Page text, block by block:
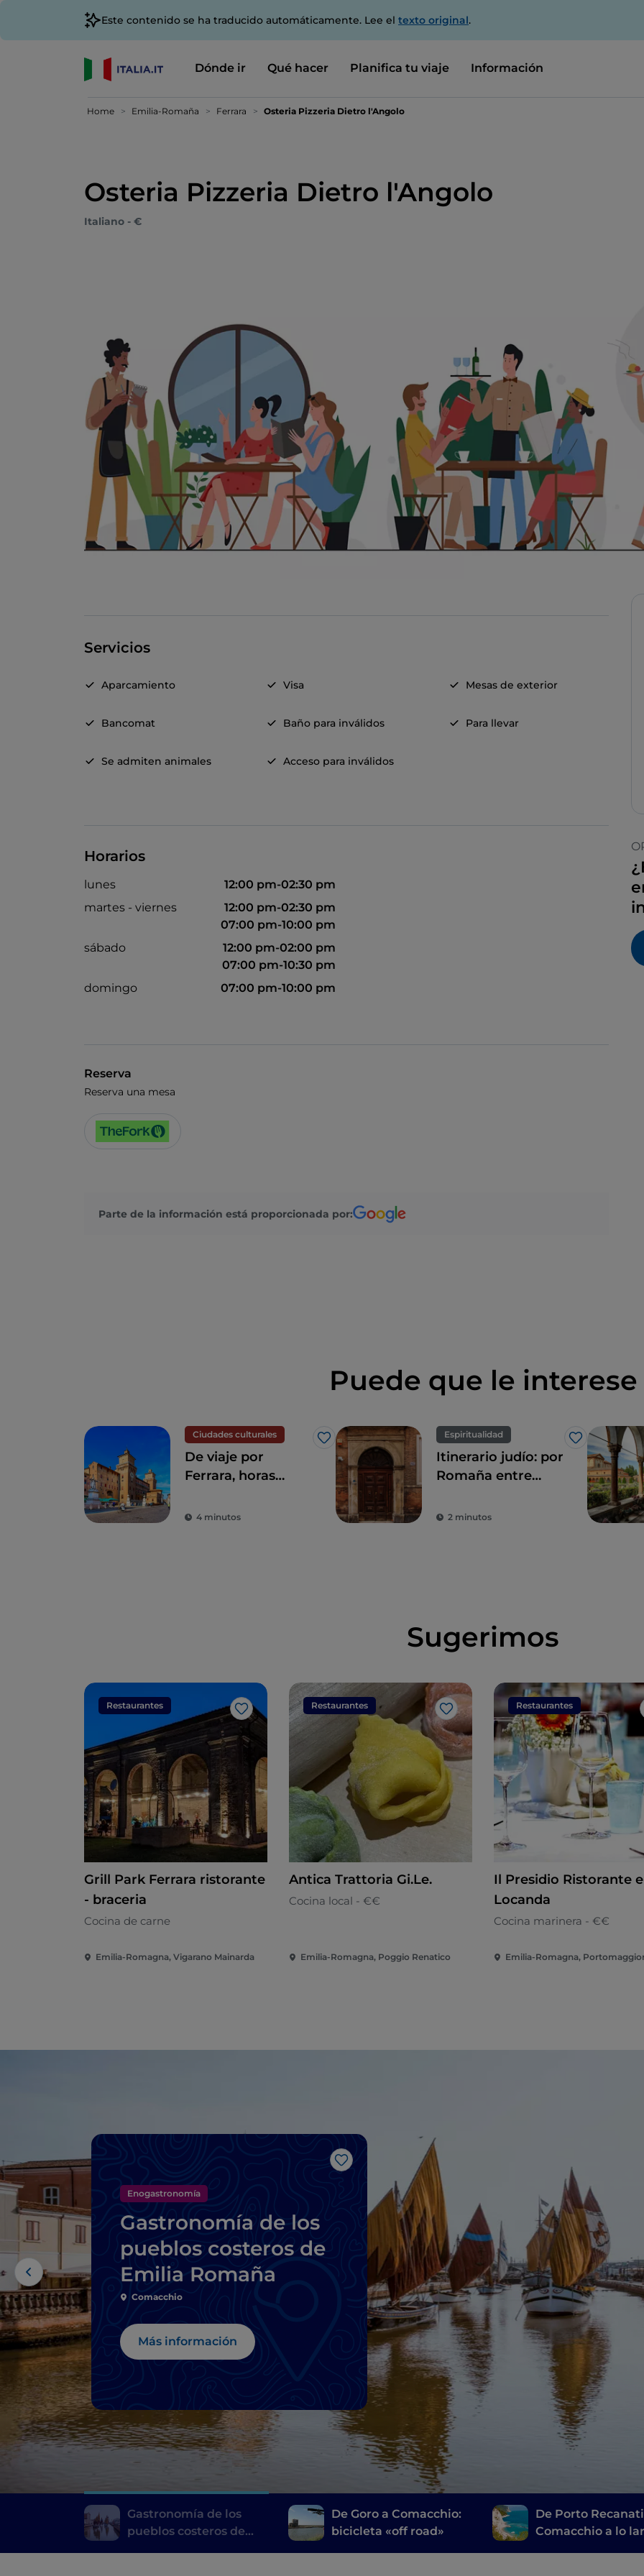
Este contenido se ha traducido automáticamente. Lee el texto original.
Dónde ir Qué hacer Planifica tu viaje Información
Home Emilia-Romaña Ferrara Osteria Pizzeria Dietro l'Angolo
Osteria Pizzeria Dietro l'Angolo
Italiano - €
Servicios
Aparcamiento Visa Mesas de exterior
Bancomat Baño para inválidos Para llevar
Se admiten animales Acceso para inválidos
Horarios
lunes
12:00 pm-02:30 pm
martes - viernes
12:00 pm-02:30 pm
07:00 pm-10:00 pm
sábado
12:00 pm-02:00 pm
07:00 pm-10:30 pm
domingo
07:00 pm-10:00 pm
Reserva
Reserva una mesa
Parte de la información está proporcionada por:
Puede que le interese
Ciudades culturales
Me gusta
De viaje por
Ferrara, horas
paseando por la
4 minutos
Espiritualidad
Me gusta
Itinerario judío: por
Romaña entre
2 minutos
Sugerimos
Restaurantes
Me gusta
Grill Park Ferrara ristorante
- braceria
Cocina de carne
Emilia-Romagna, Vigarano Mainarda
Restaurantes
Me gusta
Antica Trattoria Gi.Le.
Cocina local - €€
Emilia-Romagna, Poggio Renatico
Restaurantes
Il Presidio Ristorante e
Locanda
Cocina marinera - €€
Emilia-Romagna,
Me gusta
Enogastronomía
Gastronomía de los
pueblos costeros de
Emilia Romaña
Comacchio
Más información
Gastronomía de los
pueblos costeros de
De Goro a Comacchio:
bicicleta «off road»
De Porto
Comacchio a lo